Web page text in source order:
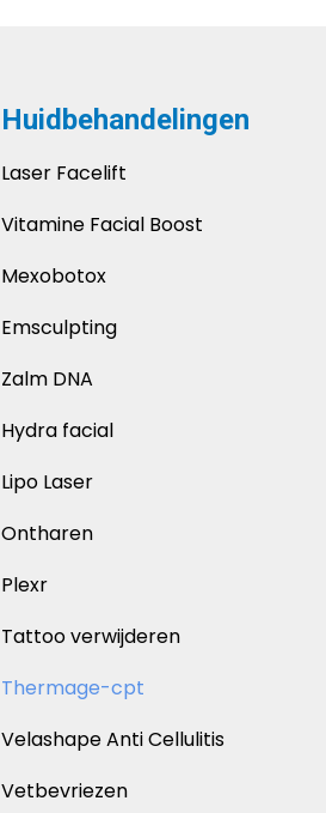
Huidbehandelingen
Laser Facelift
Vitamine Facial Boost
Mexobotox
Emsculpting
Zalm DNA
Hydra facial
Lipo Laser
Ontharen
Plexr
Tattoo verwijderen
Thermage-cpt
Velashape Anti Cellulitis
Vetbevriezen